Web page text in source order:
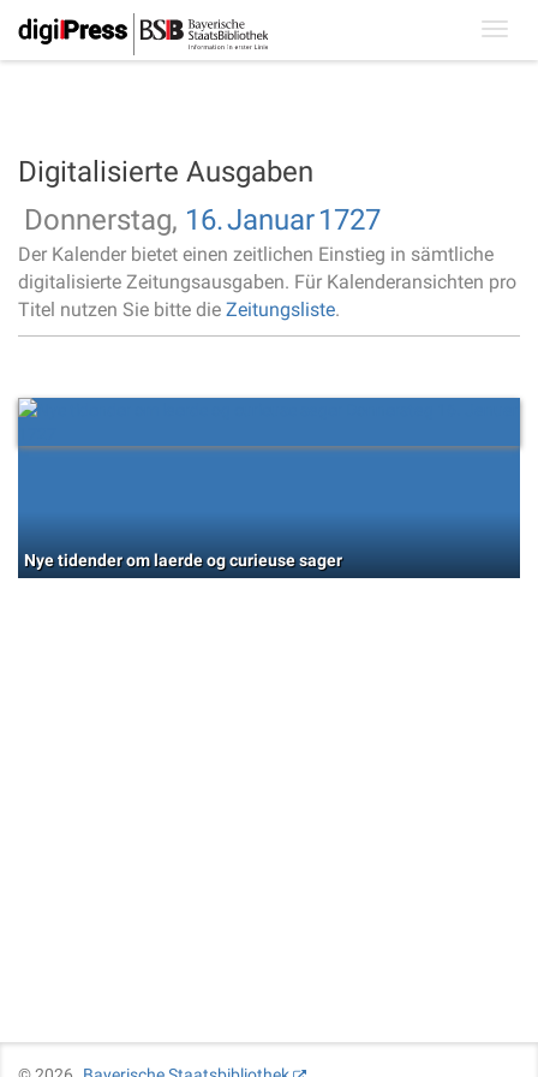
Digitalisierte Ausgaben
Donnerstag, 16.Januar1727
Der Kalender bietet einen zeitlichen Einstieg in sämtliche
digitalisierte Zeitungsausgaben. Für Kalenderansichten pro
Titel nutzen Sie bitte die Zeitungsliste.
Nye tidender om laerde og curieuse sager